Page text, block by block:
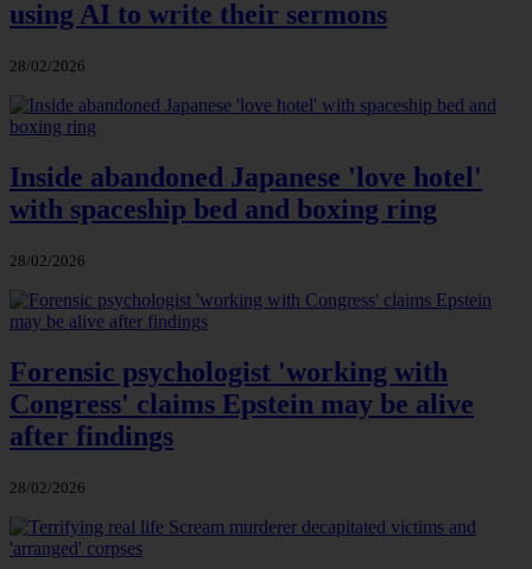
using AI to write their sermons
28/02/2026
Inside abandoned Japanese 'love hotel'
with spaceship bed and boxing ring
28/02/2026
Forensic psychologist 'working with
Congress' claims Epstein may be alive
after findings
28/02/2026